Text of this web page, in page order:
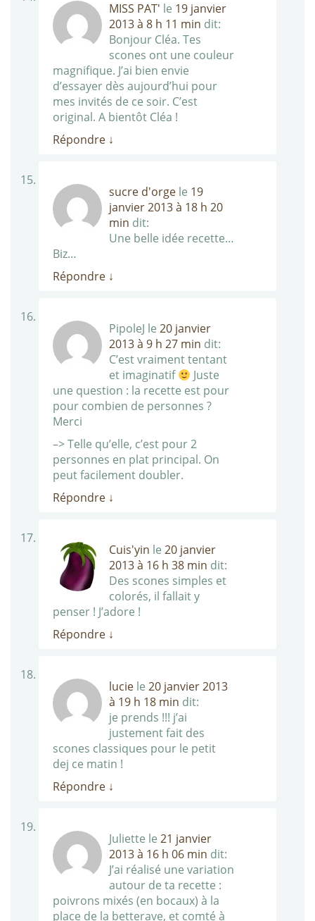
MISS PAT' le 19 janvier
2013 à 8 h 11 min dit:
Bonjour Cléa. Tes
scones ont une couleur
magnifique. J’ai bien envie
d’essayer dès aujourd’hui pour
mes invités de ce soir. C’est
original. A bientôt Cléa !
Répondre ↓
sucre d'orge le 19
janvier 2013 à 18 h 20
min dit:
Une belle idée recette…
Biz…
Répondre ↓
PipoleJ le 20 janvier
2013 à 9 h 27 min dit:
C’est vraiment tentant
et imaginatif
Juste
une question : la recette est pour
pour combien de personnes ?
Merci
–> Telle qu’elle, c’est pour 2
personnes en plat principal. On
peut facilement doubler.
Répondre ↓
Cuis'yin le 20 janvier
2013 à 16 h 38 min dit:
Des scones simples et
colorés, il fallait y
penser ! J’adore !
Répondre ↓
lucie le 20 janvier 2013
à 19 h 18 min dit:
je prends !!! j’ai
justement fait des
scones classiques pour le petit
dej ce matin !
Répondre ↓
Juliette le 21 janvier
2013 à 16 h 06 min dit:
J’ai réalisé une variation
autour de ta recette :
poivrons mixés (en bocaux) à la
place de la betterave, et comté à